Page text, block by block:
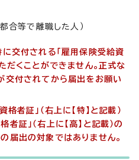
合等で離職した人）
に交付される「雇用保険受給資
だくことができません。正式な
交付されてから届出をお願い
者証」（右上に【特】と記載）
証」（右上に【高】と記載）の
届出の対象ではありません。